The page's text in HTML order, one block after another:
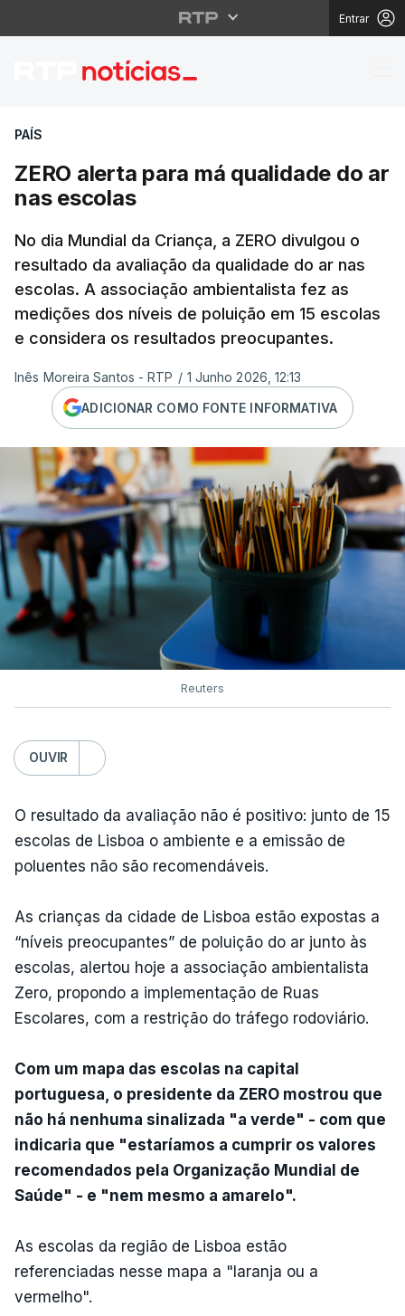
Entrar
ZERO alerta para má
PAÍS
ZERO alerta para má qualidade do ar
nas escolas
No dia Mundial da Criança, a ZERO divulgou o
resultado da avaliação da qualidade do ar nas
escolas. A associação ambientalista fez as
medições dos níveis de poluição em 15 escolas
e considera os resultados preocupantes.
Inês Moreira Santos - RTP / 1 Junho 2026, 12:13
ADICIONAR COMO FONTE INFORMATIVA
Reuters
OUVIR
O resultado da avaliação não é positivo: junto de 15
escolas de Lisboa o ambiente e a emissão de
poluentes não são recomendáveis.
As crianças da cidade de Lisboa estão expostas a
“níveis preocupantes” de poluição do ar junto às
escolas, alertou hoje a associação ambientalista
Zero, propondo a implementação de Ruas
Escolares, com a restrição do tráfego rodoviário.
Com um mapa das escolas na capital
portuguesa, o presidente da ZERO mostrou que
não há nenhuma sinalizada "a verde" - com que
indicaria que "estaríamos a cumprir os valores
recomendados pela Organização Mundial de
Saúde" - e "nem mesmo a amarelo".
As escolas da região de Lisboa estão
referenciadas nesse mapa a "laranja ou a
vermelho".